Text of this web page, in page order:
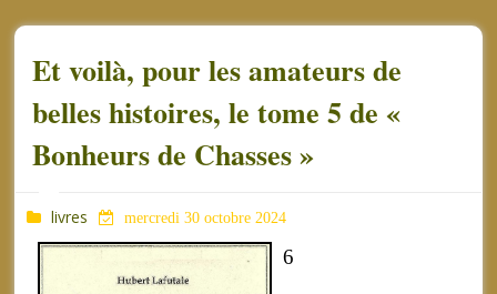
Et voilà, pour les amateurs de
belles histoires, le tome 5 de «
Bonheurs de Chasses »
livres mercredi 30 octobre 2024
6